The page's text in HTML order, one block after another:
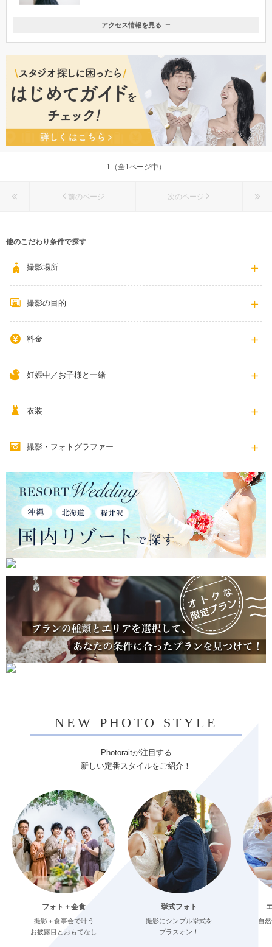
福島県郡山市山根町8-7 ベルヴィ郡山館本館3階
080-6106-9972
アクセス情報を見る
1（全1ページ中）
前のページ 次のページ
他のこだわり条件で探す
撮影場所
撮影の目的
料金
妊娠中／お子様と一緒
衣装
撮影・フォトグラファー
NEW PHOTO STYLE
Photoraitが注目する
新しい定番スタイルをご紹介！
フォト＋会食
撮影＋食事会で叶う
お披露目とおもてなし
挙式フォト
撮影にシンプル挙式を
プラスオン！
自